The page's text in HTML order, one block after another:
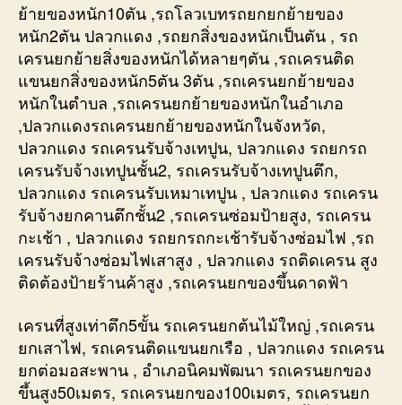
ย้ายของหนัก10ตัน ,รถโลวเบทรถยกยกย้ายของ
หนัก2ตัน ปลวกแดง ,รถยกสิ่งของหนักเป็นตัน , รถ
เครนยกย้ายสิ่งของหนักได้หลายๆตัน ,รถเครนติด
แขนยกสิ่งของหนัก5ตัน 3ตัน ,รถเครนยกย้ายของ
หนักในตำบล ,รถเครนยกย้ายของหนักในอำเภอ
,ปลวกแดงรถเครนยกย้ายของหนักในจังหวัด,
ปลวกแดง รถเครนรับจ้างเทปูน, ปลวกแดง รถยกรถ
เครนรับจ้างเทปูนชั้น2, รถเครนรับจ้างเทปูนตึก,
ปลวกแดง รถเครนรับเหมาเทปูน , ปลวกแดง รถเครน
รับจ้างยกคานตึกชั้น2 ,รถเครนซ่อมป้ายสูง, รถเครน
กะเช้า , ปลวกแดง รถยกรถกะเช้ารับจ้างซ่อมไฟ ,รถ
เครนรับจ้างซ่อมไฟเสาสูง , ปลวกแดง รถติดเครน สูง
ติดต้องป้ายร้านค้าสูง ,รถเครนยกของขึ้นดาดฟ้า
เครนที่สูงเท่าตึก5ขั้น รถเครนยกต้นไม้ใหญ่ ,รถเครน
ยกเสาไฟ, รถเครนติดแขนยกเรือ , ปลวกแดง รถเครน
ยกต่อมอสะพาน , อำเภอนิคมพัฒนา รถเครนยกของ
ขึ้นสูง50เมตร, รถเครนยกของ100เมตร, รถเครนยก